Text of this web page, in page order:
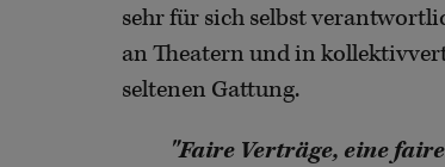
sehr für sich selbst
an Theatern und in
seltenen Gattung.
"Faire Verträge, eine